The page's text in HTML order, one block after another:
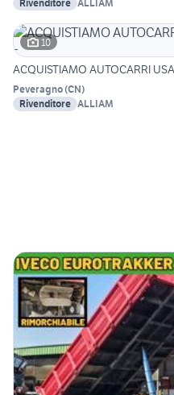
Rivenditore ALLIAM
10
ACQUISTIAMO AUTOCARRI
Peveragno(CN)
Rivenditore ALLIAM